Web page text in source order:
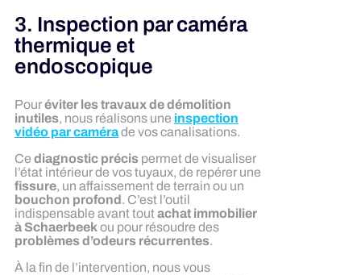
3. Inspection par caméra
thermique et
endoscopique
Pouréviter les travaux de démolition
inutiles, nous réalisons une inspection
vidéo par camérade vos canalisations.
Ce diagnostic précis permet de visualiser
l’état intérieur de vos tuyaux, de repérer une
fissure, un affaissement de terrain ou un
bouchon profond. C’est l’outil
indispensable avant toutachat immobilier
à Schaerbeekou pour résoudre des
problèmes d’odeurs récurrentes.
À la fin de l’intervention, nous vous